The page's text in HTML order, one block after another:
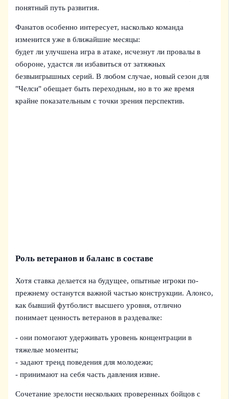
понятный путь развития.
Фанатов особенно интересует, насколько команда
изменится уже в ближайшие месяцы:
будет ли улучшена игра в атаке, исчезнут ли провалы в
обороне, удастся ли избавиться от затяжных
безвыигрышных серий. В любом случае, новый сезон для
"Челси" обещает быть переходным, но в то же время
крайне показательным с точки зрения перспектив.
Роль ветеранов и баланс в составе
Хотя ставка делается на будущее, опытные игроки по-
прежнему останутся важной частью конструкции. Алонсо,
как бывший футболист высшего уровня, отлично
понимает ценность ветеранов в раздевалке:
- они помогают удерживать уровень концентрации в
тяжелые моменты;
- задают тренд поведения для молодежи;
- принимают на себя часть давления извне.
Сочетание зрелости нескольких проверенных бойцов с